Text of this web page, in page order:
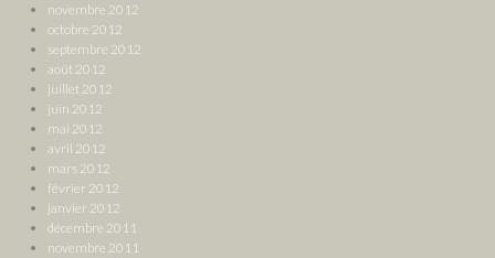
novembre 2012
octobre 2012
septembre 2012
août 2012
juillet 2012
juin 2012
mai 2012
avril 2012
mars 2012
février 2012
janvier 2012
décembre 2011
novembre 2011